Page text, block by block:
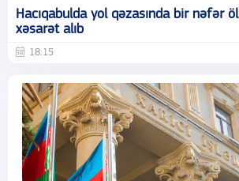
Hacıqabulda yol qəzasında bir nəfər
xəsarət alıb
18:15